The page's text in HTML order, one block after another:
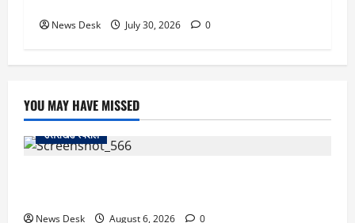
News Desk July 30, 2026 0
YOU MAY HAVE MISSED
उत्तराखंड स्पेशल
News Desk August 6, 2026
0